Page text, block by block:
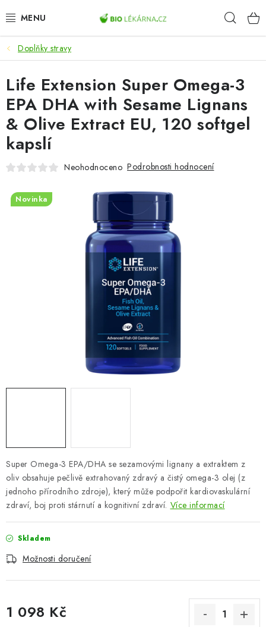
na
AKCE
DOPLŇKY STRAVY
PŘÍRODNÍ KOSMETIKA
SPORT
ZDRAVÉ POTRAVINY
PŘÍSTROJE
ZDRAVOTNÍ OKRUHY
Odborný garant MUDr. Monika Klaudysová
Obchodní podmínky Kontakty
Mapa serveru
Doplňky stravy
Super Omega-3 EPA/DHA se sezamovými lignany a extraktem z
oliv obsahuje pečlivě extrahovaný zdravý a čistý omega-3 olej (z
jednoho přírodního zdroje), který může podpořit kardiovaskulární
zdraví, boj proti stárnutí a kognitivní zdraví. Více informací
Skladem
Možnosti doručení
1 098 Kč
Life Extension Super Omega-3
EPA DHA with Sesame Lignans
& Olive Extract EU, 120 softgel
kapslí
Neohodnoceno Podrobnosti hodnocení
Novinka